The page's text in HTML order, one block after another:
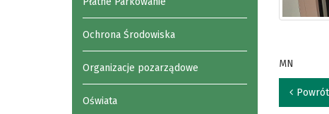
Ochrona Środowiska
Organizacje pozarządowe
Oświata
MN
Powrót